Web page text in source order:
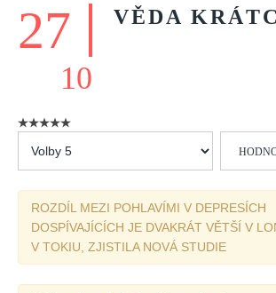
FAQ
Vydání 3/ 2025
Vydání 2/ 2025
Vydání 1/ 2025
Vydání 3-4/ 2024
Vydání 1-2/ 2024
27
10
VĚDA
prosím
ROZDÍL MEZI POHLAVÍMI V DEPRESÍCH
DOSPÍVAJÍCÍCH JE DVAKRÁT VĚTŠÍ V
V TOKIU, ZJISTILA NOVÁ STUDIE